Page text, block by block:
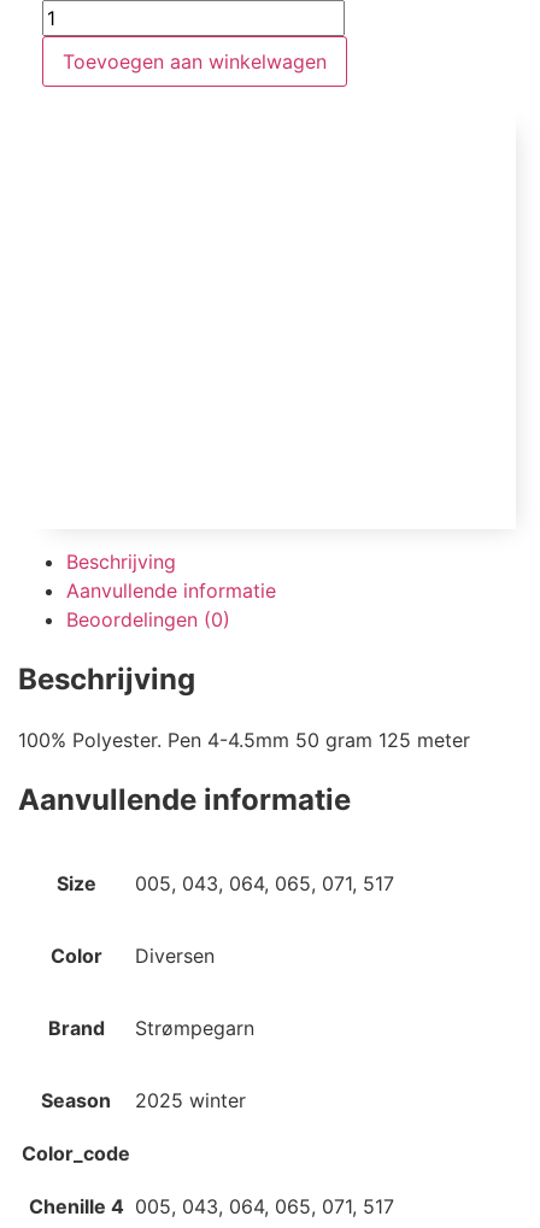
Toevoegen aan winkelwagen
Beschrijving
Aanvullende informatie
Beoordelingen (0)
Beschrijving
100% Polyester. Pen 4-4.5mm 50 gram 125 meter
Aanvullende informatie
Size 005, 043, 064, 065, 071, 517
Color Diversen
Brand Strømpegarn
Season 2025 winter
Color_code
Chenille 4 005, 043, 064, 065, 071, 517